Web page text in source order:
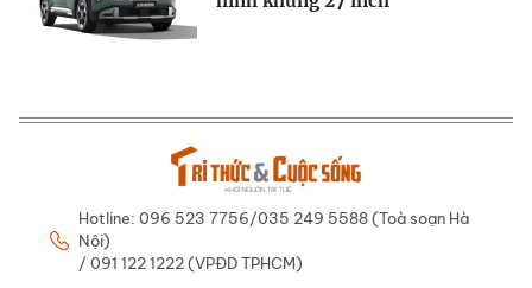
Hotline: 096 523 7756/035 249 5588 (Toà soạn Hà
Nội)
/ 091 122 1222 (VPĐD TPHCM)